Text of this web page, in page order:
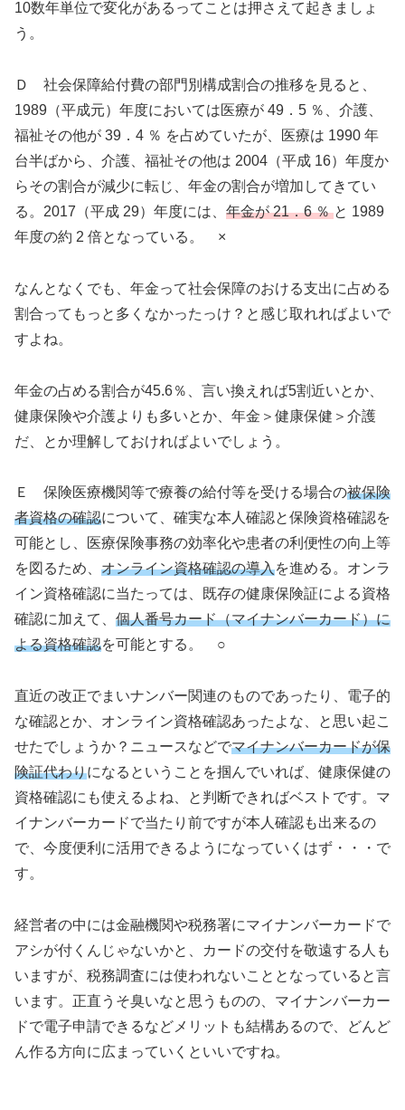
10数年単位で変化があるってことは押さえて起きましょ
う。
Ｄ 社会保障給付費の部門別構成割合の推移を見ると、
1989（平成元）年度においては医療が 49．5 ％、介護、
福祉その他が 39．4 ％ を占めていたが、医療は 1990 年
台半ばから、介護、福祉その他は 2004（平成 16）年度か
らその割合が減少に転じ、年金の割合が増加してきてい
る。2017（平成 29）年度には、 年金が 21．6 ％と 1989
年度の約 2 倍となっている。 ×
なんとなくでも、年金って社会保障のおける支出に占める
割合ってもっと多くなかったっけ？と感じ取れればよいで
すよね。
年金の占める割合が45.6％、言い換えれば5割近いとか、
健康保険や介護よりも多いとか、年金＞健康保健＞介護
だ、とか理解しておければよいでしょう。
Ｅ 保険医療機関等で療養の給付等を受ける場合の被保険
者資格の確認について、確実な本人確認と保険資格確認を
可能とし、医療保険事務の効率化や患者の利便性の向上等
を図るため、 オンライン資格確認の導入を進める。オンラ
イン資格確認に当たっては、既存の健康保険証による資格
確認に加えて、 個人番号カード（マイナンバーカード）に
よる資格確認を可能とする。 ○
直近の改正でまいナンバー関連のものであったり、電子的
な確認とか、オンライン資格確認あったよな、と思い起こ
せたでしょうか？ニュースなどでマイナンバーカードが保
険証代わりになるということを掴んでいれば、健康保健の
資格確認にも使えるよね、と判断できればベストです。マ
イナンバーカードで当たり前ですが本人確認も出来るの
で、今度便利に活用できるようになっていくはず・・・で
す。
経営者の中には金融機関や税務署にマイナンバーカードで
アシが付くんじゃないかと、カードの交付を敬遠する人も
いますが、税務調査には使われないこととなっていると言
います。正直うそ臭いなと思うものの、マイナンバーカー
ドで電子申請できるなどメリットも結構あるので、どんど
ん作る方向に広まっていくといいですね。